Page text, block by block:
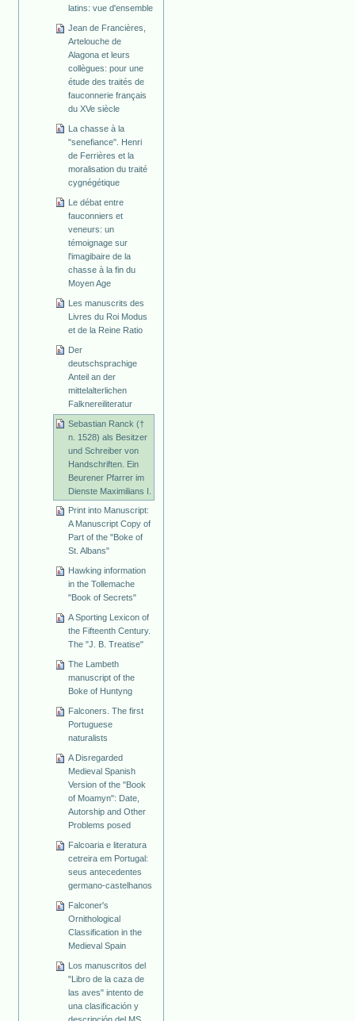
latins: vue d'ensemble
Jean de Francières,
Artelouche de
Alagona et leurs
collègues: pour une
étude des traités de
fauconnerie français
du XVe siècle
La chasse à la
"senefiance". Henri
de Ferrières et la
moralisation du traité
cygnégétique
Le débat entre
fauconniers et
veneurs: un
témoignage sur
l'imagibaire de la
chasse à la fin du
Moyen Age
Les manuscrits des
Livres du Roi Modus
et de la Reine Ratio
Der
deutschsprachige
Anteil an der
mittelalterlichen
Falknereiliteratur
Sebastian Ranck (†
n. 1528) als Besitzer
und Schreiber von
Handschriften. Ein
Beurener Pfarrer im
Dienste Maximilians I.
Print into Manuscript:
A Manuscript Copy of
Part of the "Boke of
St. Albans"
Hawking information
in the Tollemache
"Book of Secrets"
A Sporting Lexicon of
the Fifteenth Century.
The "J. B. Treatise"
The Lambeth
manuscript of the
Boke of Huntyng
Falconers. The first
Portuguese
naturalists
A Disregarded
Medieval Spanish
Version of the "Book
of Moamyn": Date,
Autorship and Other
Problems posed
Falcoaria e literatura
cetreira em Portugal:
seus antecedentes
germano-castelhanos
Falconer's
Ornithological
Classification in the
Medieval Spain
Los manuscritos del
"Libro de la caza de
las aves" intento de
una clasificación y